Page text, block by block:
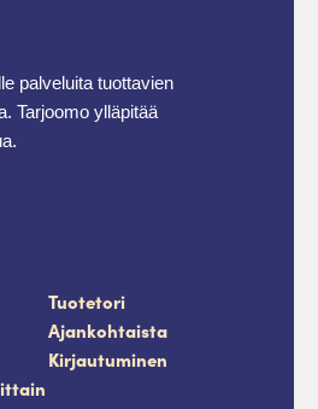
palveluita tuottavien
Tarjoomo ylläpitää
Tuotetori
Ajankohtaista
Kirjautuminen